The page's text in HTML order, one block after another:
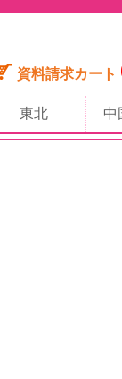
資料請求カート
東北 中